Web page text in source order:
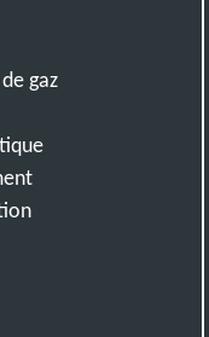
gaz